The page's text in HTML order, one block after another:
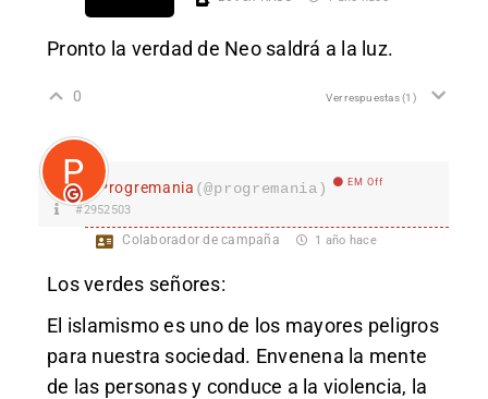
Pronto la verdad de Neo saldrá a la luz.
0 Ver respuestas(1)
Progremania (@progremania) EM Off
#2952503
Colaborador de campaña 1 año hace
Los verdes señores:
El islamismo es uno de los mayores peligros
para nuestra sociedad. Envenena la mente
de las personas y conduce a la violencia, la